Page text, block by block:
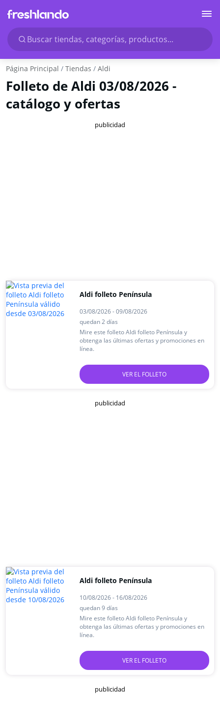
Buscar tiendas, categorías, productos...
Página Principal Tiendas Aldi
Folleto de Aldi 03/08/2026 -
catálogo y ofertas
publicidad
Aldi folleto Península
03/08/2026 - 09/08/2026
quedan 2 días
Mire este folleto Aldi folleto Península y
obtenga las últimas ofertas y promociones en
línea.
VER EL FOLLETO
publicidad
Aldi folleto Península
10/08/2026 - 16/08/2026
quedan 9 días
Mire este folleto Aldi folleto Península y
obtenga las últimas ofertas y promociones en
línea.
VER EL FOLLETO
publicidad